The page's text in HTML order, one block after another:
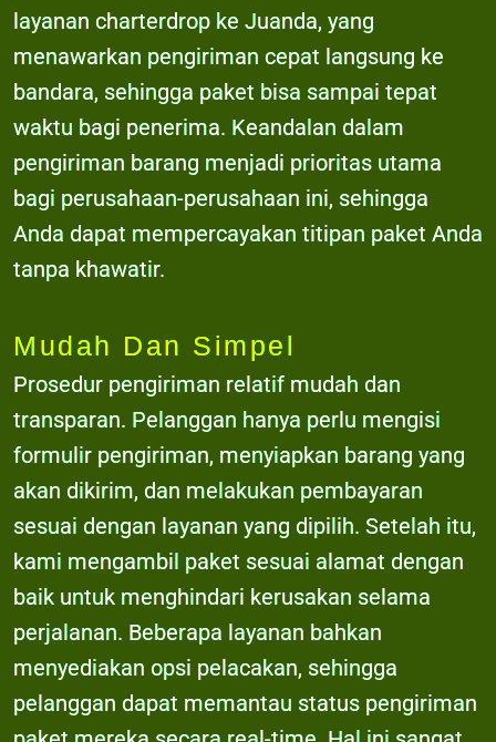
layanan charterdrop ke Juanda, yang
menawarkan pengiriman cepat langsung ke
bandara, sehingga paket bisa sampai tepat
waktu bagi penerima. Keandalan dalam
pengiriman barang menjadi prioritas utama
bagi perusahaan-perusahaan ini, sehingga
Anda dapat mempercayakan titipan paket Anda
tanpa khawatir.
Mudah Dan Simpel
Prosedur pengiriman relatif mudah dan
transparan. Pelanggan hanya perlu mengisi
formulir pengiriman, menyiapkan barang yang
akan dikirim, dan melakukan pembayaran
sesuai dengan layanan yang dipilih. Setelah itu,
kami mengambil paket sesuai alamat dengan
baik untuk menghindari kerusakan selama
perjalanan. Beberapa layanan bahkan
menyediakan opsi pelacakan, sehingga
pelanggan dapat memantau status pengiriman